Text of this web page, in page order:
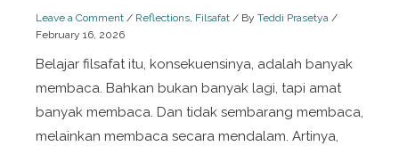
Leave a Comment / Reflections, Filsafat / By Teddi Prasetya /
February 16, 2026
Belajar filsafat itu, konsekuensinya, adalah banyak
membaca. Bahkan bukan banyak lagi, tapi amat
banyak membaca. Dan tidak sembarang membaca,
melainkan membaca secara mendalam. Artinya,